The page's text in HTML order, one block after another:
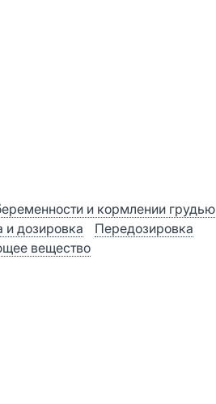
и кормлении грудью
и дозировка
Передозировка
вещество